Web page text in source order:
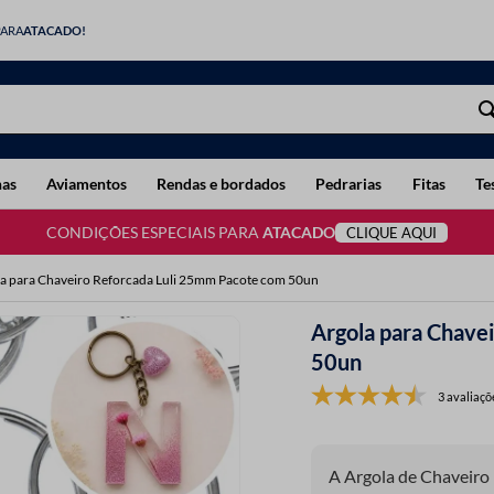
ATACADO!
Aviamentos Rendas e bordados Pedrarias Fitas
CONDIÇÕES ESPECIAIS PARA ATACADO CLIQUE AQUI
para Chaveiro Reforcada Luli 25mm Pacote com 50un
Argola para
50un
3
A Argola de